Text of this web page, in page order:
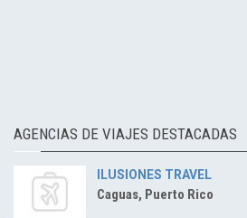
AGENCIAS DE VIAJES DESTACADAS
ILUSIONES TRAVEL
Caguas, Puerto Rico